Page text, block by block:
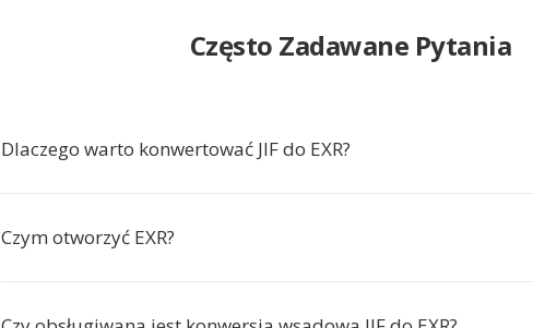
Często Zadawane Pytania
Dlaczego warto konwertować JIF do EXR?
Czym otworzyć EXR?